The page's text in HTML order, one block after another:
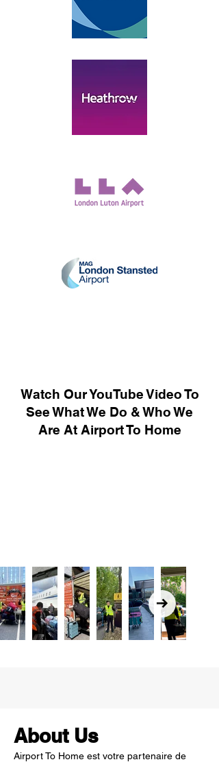
Watch Our YouTube Video To
See What We Do & Who We
Are At Airport To Home
About Us
Airport To Home est votre partenaire de